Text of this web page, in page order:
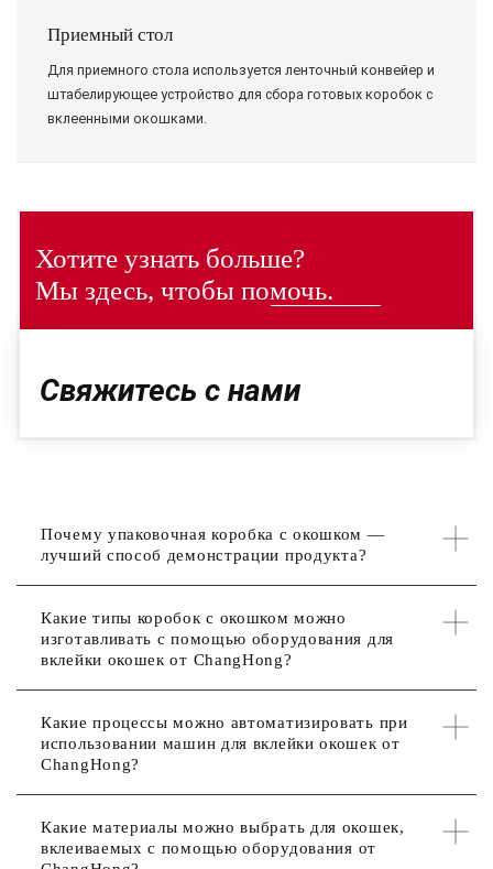
Приемный стол
Для приемного стола используется ленточный конвейер и
штабелирующее устройство для сбора готовых коробок с
вклеенными окошками.
Хотите узнать больше?
Мы здесь, чтобы помочь.
Свяжитесь с нами
Почему упаковочная коробка с окошком —
лучший способ демонстрации продукта?
Какие типы коробок с окошком можно
изготавливать с помощью оборудования для
вклейки окошек от ChangHong?
Какие процессы можно автоматизировать при
использовании машин для вклейки окошек от
ChangHong?
Какие материалы можно выбрать для окошек,
вклеиваемых с помощью оборудования от